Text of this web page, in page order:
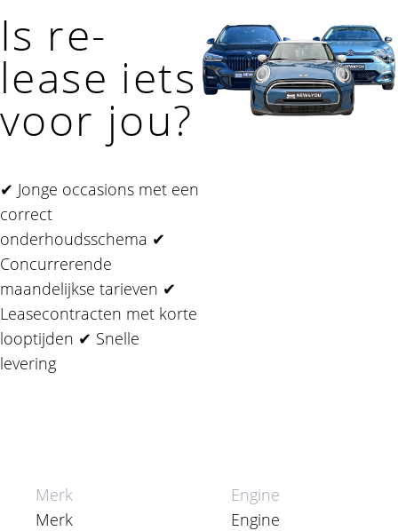
Is re-
lease iets
voor jou?
✔ Jonge occasions met een
correct
onderhoudsschema ✔
Concurrerende
maandelijkse tarieven ✔
Leasecontracten met korte
looptijden ✔ Snelle
levering
Merk Engine